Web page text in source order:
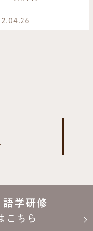
学研修
こちら